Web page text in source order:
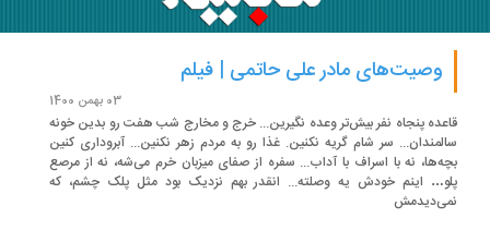
وصیت‌های مادر علی حاتمی | فیلم
پنجاه‌ نفر بیش‌تر وعده نگیرین... خرج و مخارج شب هفت رو بدین خونه
سر شام گریه نکنین. غذا رو به مردم زهر نکنین... آبروداری کنین
نه با اسراف با آداب... سفره از صفای میزبان خرم می‌شه، نه از مرصع
اینم خودش یه وصلته... انقدر بهم نزدیک بود مثل پلک چشم، که